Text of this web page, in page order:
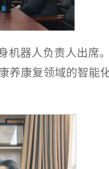
机器人负责人出席
养康复领域的智能